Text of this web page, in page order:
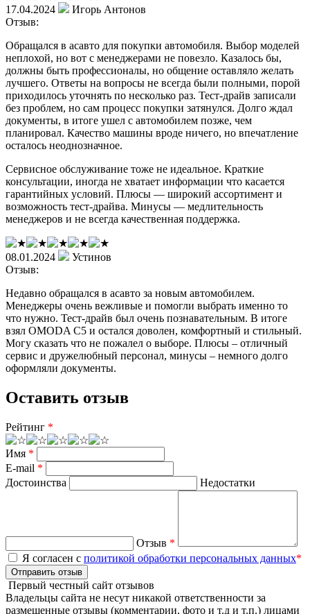
17.04.2024
Игорь Антонов
Отзыв:
Обращался в асавто для покупки автомобиля. Выбор моделей
неплохой, но вот с менеджерами не повезло. Казалось бы,
должны быть профессионалы, но общение оставляло желать
лучшего. Ответы на вопросы не всегда были полными, порой
приходилось уточнять по несколько раз. Тест-драйв записали
без проблем, но сам процесс покупки затянулся. Долго ждал
документы, в итоге ушел с автомобилем позже, чем
планировал. Качество машины вроде ничего, но впечатление
осталось неоднозначное.
Сервисное обслуживание тоже не идеальное. Краткие
консультации, иногда не хватает информации что касается
гарантийных условий. Плюсы — широкий ассортимент и
возможность тест-драйва. Минусы — медлительность
менеджеров и не всегда качественная поддержка.
08.01.2024
Устинов
Отзыв:
Недавно обращался в асавто за новым автомобилем.
Менеджеры очень вежливые и помогли выбрать именно то
что нужно. Тест-драйв был очень познавательным. В итоге
взял OMODA C5 и остался доволен, комфортный и стильный.
Могу сказать что не пожалел о выборе. Плюсы – отличный
сервис и дружелюбный персонал, минусы – немного долго
оформляли документы.
Оставить отзыв
Рейтинг *
Имя *
E-mail *
Достоинства
Недостатки
Отзыв *
Я согласен с политикой обработки персональных данных*
Отправить отзыв
Первый честный сайт отзывов
Владельцы сайта не несут никакой ответственности за
размещенные отзывы (комментарии, фото и т.д и т.п.) лицами